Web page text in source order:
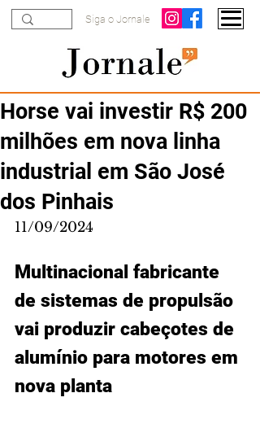
Siga o Jornale
Horse vai investir R$ 200
milhões em nova linha
industrial em São José
dos Pinhais
11/09/2024
Multinacional fabricante
de sistemas de propulsão
vai produzir cabeçotes de
alumínio para motores em
nova planta